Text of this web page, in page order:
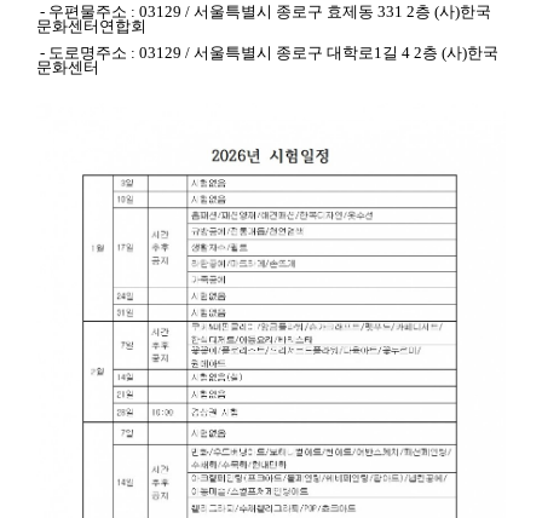
- 우편물주소 : 03129 / 서울특별시 종로구 효제동 331 2층 (사)한국
문화센터연합회
- 도로명주소 : 03129 / 서울특별시 종로구 대학로 1 길 4 2층 (사)한국
문화센터